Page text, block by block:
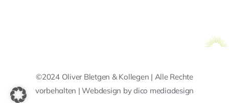
©2024 Oliver Bletgen & Kollegen | Alle Rechte
vorbehalten | Webdesign bydico mediadesign